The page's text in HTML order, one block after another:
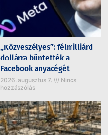
„Közveszélyes”: félmilliárd
dollárra büntették a
Facebook anyacégét
2026. augusztus 7.
Nincs
hozzászólás